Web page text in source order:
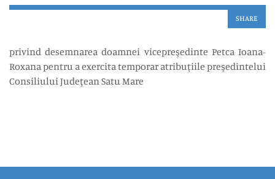
SHARE
privind desemnarea doamnei vicepreşedinte Petca Ioana-
Roxana pentru a exercita temporar atribuţiile preşedintelui
Consiliului Judeţean Satu Mare